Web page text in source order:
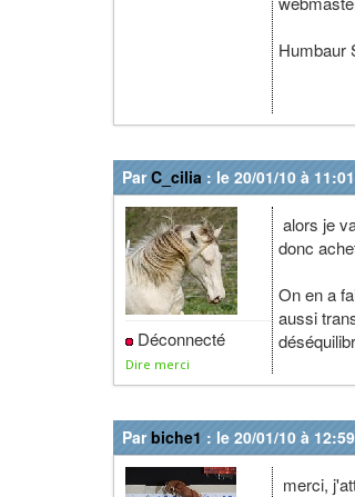
Humbaur
ParC_cilia : le 20/01/10 à
Déconnecté
Dire merci
alors je
donc
On en a
aussi
Parbiche1 : le 20/01/10 à
merci,